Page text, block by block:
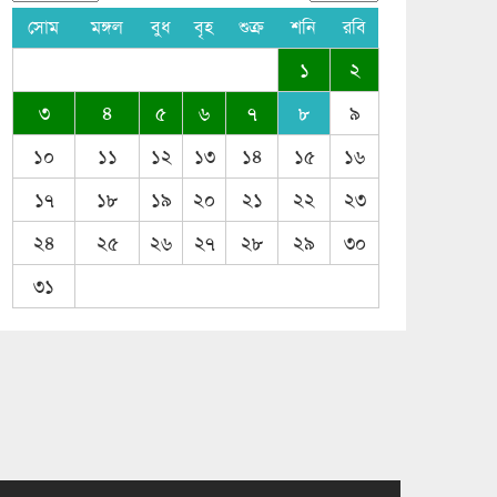
সোম মঙ্গল বুধ বৃহ শুক্র শনি রবি
১
২
৩
৪ ৫ ৬ ৭ ৮
৯
১০
১১ ১২ ১৩ ১৪ ১৫
১৬
১৭
১৮ ১৯ ২০ ২১ ২২
২৩
২৪
২৫ ২৬ ২৭ ২৮ ২৯
৩০
৩১